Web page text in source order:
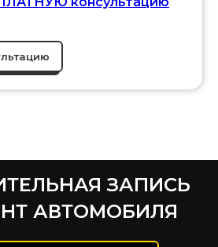
ЗАПИСЬ
АВТОМОБИЛЯ